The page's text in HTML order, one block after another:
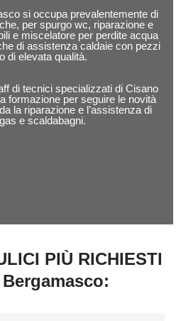
si occupa prevalentemente di
per spurgo wc, riparazione e
e miscelatore per perdite acqua
di assistenza caldaie con pezzi
di elevata qualità.
di tecnici specializzati di Cisano
formazione per seguire le novità
la riparazione e l’assistenza di
e scaldabagni.
PIÙ RICHIESTI